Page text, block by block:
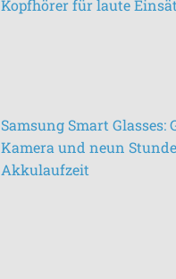
Kopfhörer für laute
Samsung Smart Glasses:
Kamera und neun
Akkulaufzeit